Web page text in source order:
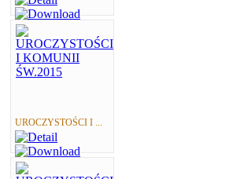
UROCZYSTOŚCI I ...